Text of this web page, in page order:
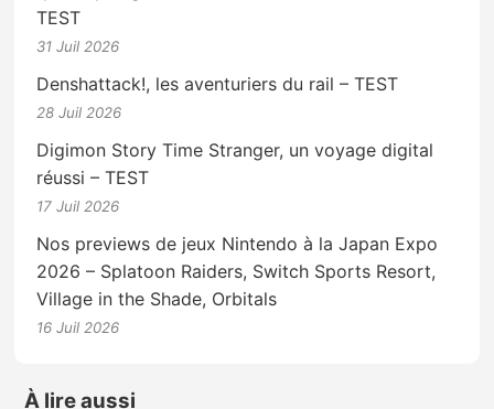
TEST
31 Juil 2026
Denshattack!, les aventuriers du rail – TEST
28 Juil 2026
Digimon Story Time Stranger, un voyage digital
réussi – TEST
17 Juil 2026
Nos previews de jeux Nintendo à la Japan Expo
2026 – Splatoon Raiders, Switch Sports Resort,
Village in the Shade, Orbitals
16 Juil 2026
À lire aussi